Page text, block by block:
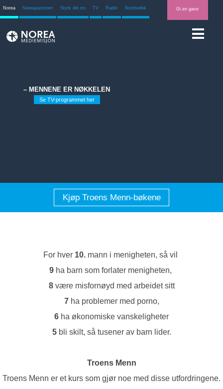
Norea Noreapastoren Styrk din tro TV Radio Nettbutikk Gi en gave
– MENNENE ER NØKKELEN
Se TV-programmet her
Kjøp Troens Menn-bøkene
For hver 10. mann i menigheten, så vil
9 ha barn som forlater menigheten,
8være misfornøyd med arbeidet sitt
7ha problemer med porno,
6 ha økonomiske vanskeligheter
5bli skilt, så tusener av barn lider.
Troens Menn
Troens Menn er et kurs som gjør noe med disse utfordringene.